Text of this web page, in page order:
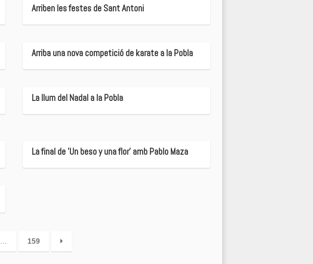
Arriben les festes de Sant Antoni
Arriba una nova competició de karate a la Pobla
La llum del Nadal a la Pobla
La final de 'Un beso y una flor' amb Pablo Maza
… 159